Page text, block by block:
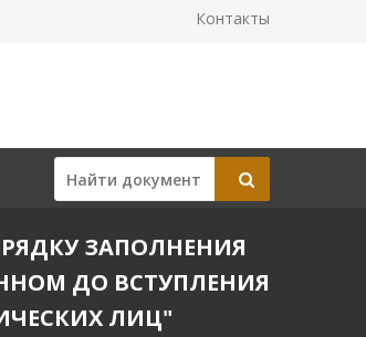
Контакты
ЗАПОЛНЕНИЯ
ДО ВСТУПЛЕНИЯ
ЛИЦ"